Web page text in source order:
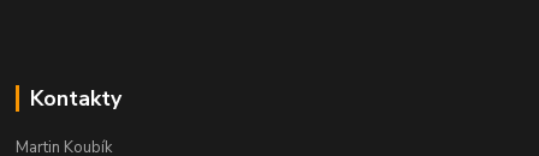
Kontakty
Martin Koubík